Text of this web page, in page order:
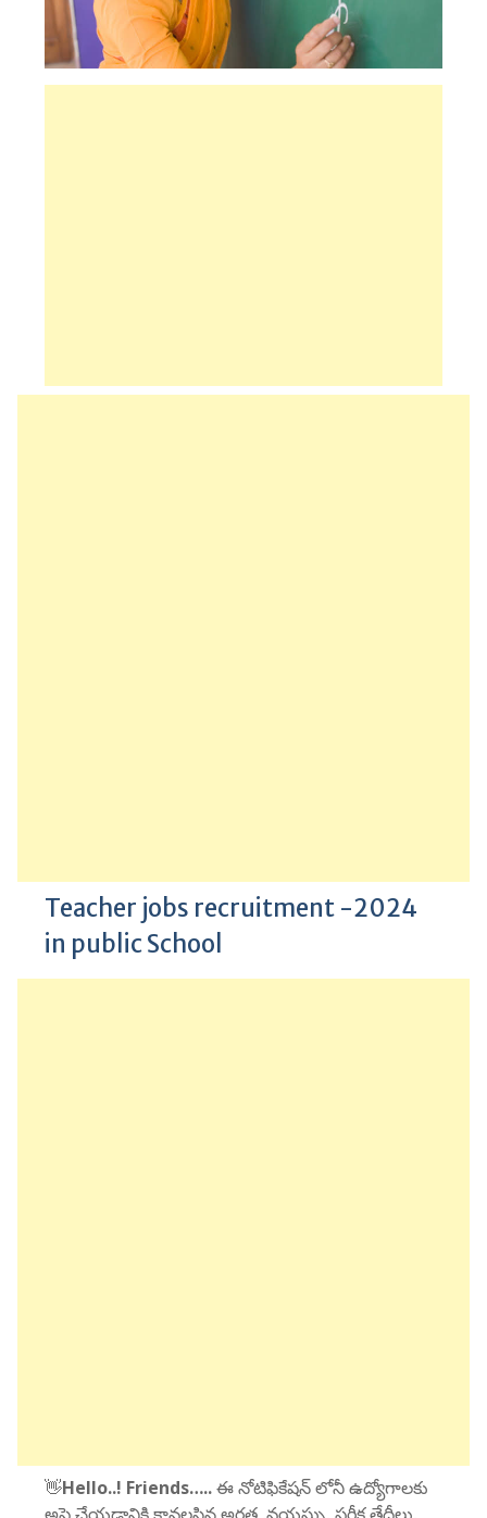
Teacher jobs recruitment -2024
in public School
👋Hello..! Friends…..ఈ నోటిఫికేషన్ లోనీ ఉద్యోగాలకు